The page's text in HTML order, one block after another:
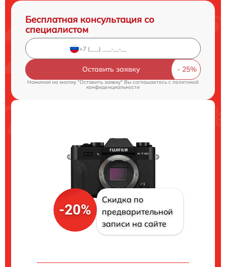
Бесплатная консультация со
специалистом
Оставить заявку
Нажимая на кнопку "Оставить заявку" Вы соглашаетесь c политикой
конфиденциальности
-20%
Скидка по
предварительной
записи на сайте